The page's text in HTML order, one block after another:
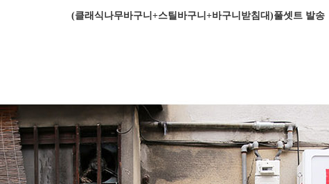
(클래식나무바구니+스틸바구니+바구니받침대)풀셋트 발송